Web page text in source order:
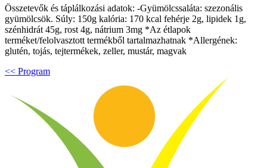
Összetevők és táplálkozási adatok: -Gyümölcssaláta: szezonális
gyümölcsök. Súly: 150g kalória: 170 kcal fehérje 2g, lipidek 1g,
szénhidrát 45g, rost 4g, nátrium 3mg *Az étlapok
terméket/felolvasztott termékből tartalmazhatnak *Allergének:
glutén, tojás, tejtermékek, zeller, mustár, magvak
<< Program